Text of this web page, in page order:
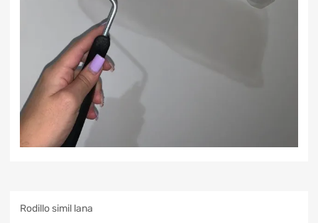
Rodillo simil lana